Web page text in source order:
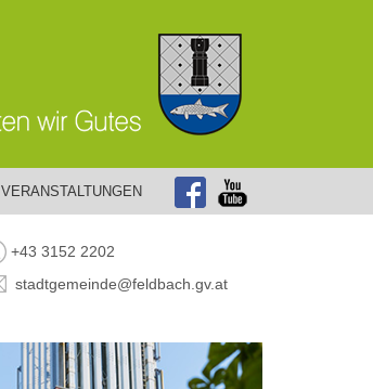
VERANSTALTUNGEN
+43 3152 2202
stadtgemeinde@feldbach.gv.at